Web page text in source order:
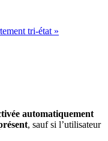
tri-état »
automatiquement
, sauf si l’utilisateur